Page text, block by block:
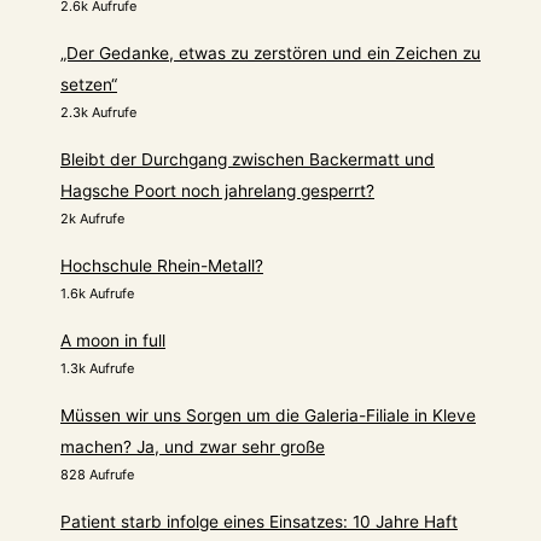
2.6k Aufrufe
„Der Gedanke, etwas zu zerstören und ein Zeichen zu
setzen“
2.3k Aufrufe
Bleibt der Durchgang zwischen Backermatt und
Hagsche Poort noch jahrelang gesperrt?
2k Aufrufe
Hochschule Rhein-Metall?
1.6k Aufrufe
A moon in full
1.3k Aufrufe
Müssen wir uns Sorgen um die Galeria-Filiale in Kleve
machen? Ja, und zwar sehr große
828 Aufrufe
Patient starb infolge eines Einsatzes: 10 Jahre Haft